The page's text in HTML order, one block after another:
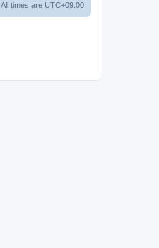
All times are UTC+09:00